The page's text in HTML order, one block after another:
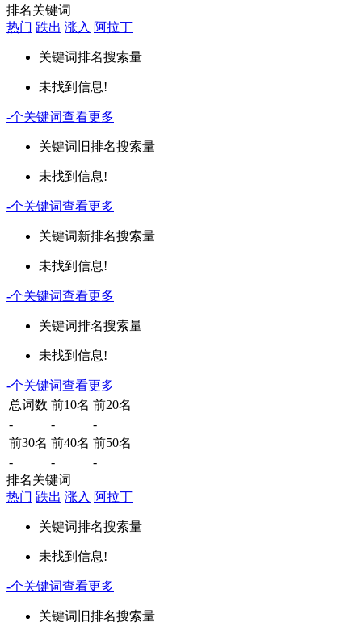
排名关键词
热门 跌出 涨入 阿拉丁
关键词排名搜索量
未找到信息!
-个关键词查看更多
关键词 旧排名搜索量
未找到信息!
-个关键词查看更多
关键词新排名搜索量
未找到信息!
-个关键词查看更多
关键词排名搜索量
未找到信息!
-个关键词查看更多
总词数 前10名 前20名
-
-
-
前30名 前40名 前50名
-
-
-
排名关键词
热门 跌出 涨入 阿拉丁
关键词排名搜索量
未找到信息!
-个关键词查看更多
关键词 旧排名搜索量